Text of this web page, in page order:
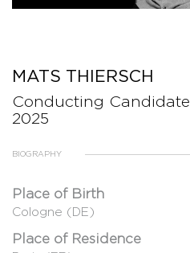
MATS THIERSCH
Conducting Candidate
2025
BIOGRAPHY
Place of Birth
Cologne (DE)
Place of Residence